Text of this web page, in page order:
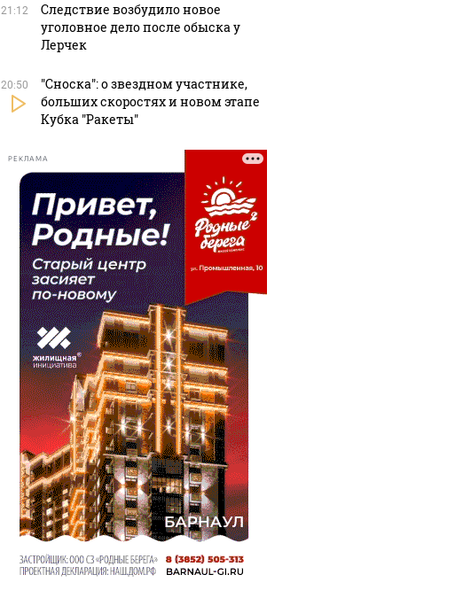
21:12
Следствие возбудило новое
уголовное дело после обыска у
Лерчек
20:50
"Сноска": о звездном участнике,
больших скоростях и новом этапе
Кубка "Ракеты"
РЕКЛАМА